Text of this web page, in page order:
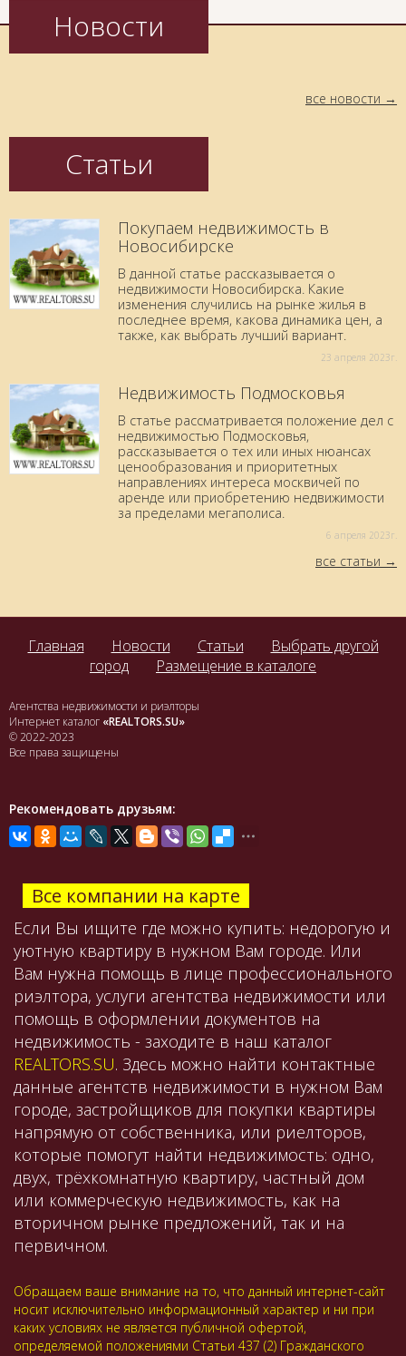
Новости
все новости
Статьи
Покупаем недвижимость в
Новосибирске
В данной статье рассказывается о
недвижимости Новосибирска. Какие
изменения случились на рынке жилья в
последнее время, какова динамика цен, а
также, как выбрать лучший вариант.
23 aпреля 2023г.
Недвижимость Подмосковья
В статье рассматривается положение дел с
недвижимостью Подмосковья,
рассказывается о тех или иных нюансах
ценообразования и приоритетных
направлениях интереса москвичей по
аренде или приобретению недвижимости
за пределами мегаполиса.
6 aпреля 2023г.
все статьи
Главная Новости Статьи
Выбрать другой
город
Размещение в каталоге
Агентства недвижимости и риэлторы
Интернет каталог «REALTORS.SU»
© 2022-2023
Все права защищены
Рекомендовать друзьям:
Все компании на карте
Если Вы ищите где можно купить: недорогую и
уютную квартиру в нужном Вам городе. Или
Вам нужна помощь в лице профессионального
риэлтора, услуги агентства недвижимости или
помощь в оформлении документов на
недвижимость - заходите в наш каталог
REALTORS.SU. Здесь можно найти контактные
данные агентств недвижимости в нужном Вам
городе, застройщиков для покупки квартиры
напрямую от собственника, или риелторов,
которые помогут найти недвижимость: одно,
двух, трёхкомнатную квартиру, частный дом
или коммерческую недвижимость, как на
вторичном рынке предложений, так и на
первичном.
Обращаем ваше внимание на то, что данный интернет-сайт
носит исключительно информационный характер и ни при
каких условиях не является публичной офертой,
определяемой положениями Статьи 437 (2) Гражданского